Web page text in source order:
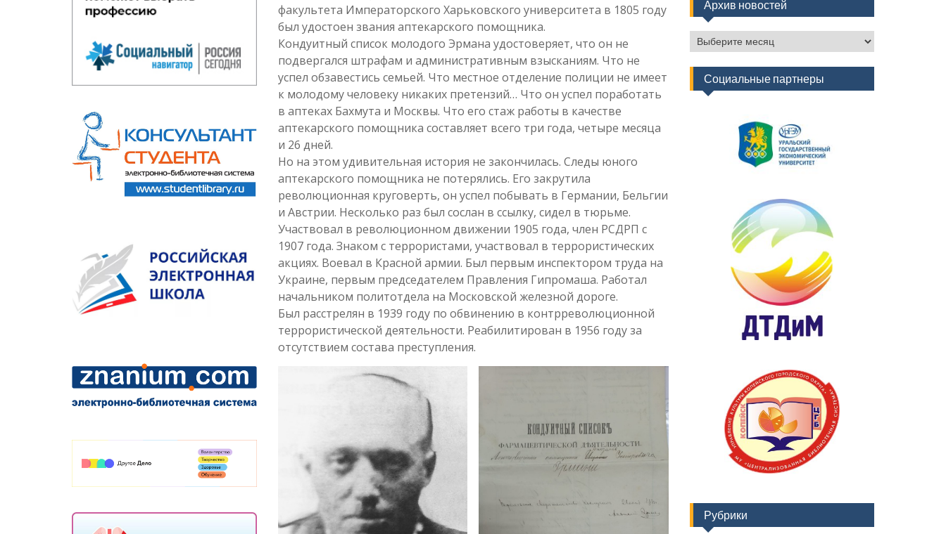
факультета Императорского Харьковского университета в 1805 году
был удостоен звания аптекарского помощника.
Кондуитный список молодого Эрмана удостоверяет, что он не
подвергался штрафам и административным взысканиям. Что не
успел обзавестись семьей. Что местное отделение полиции не имеет
к молодому человеку никаких претензий… Что он успел поработать
в аптеках Бахмута и Москвы. Что его стаж работы в качестве
аптекарского помощника составляет всего три года, четыре месяца
и 26 дней.
Но на этом удивительная история не закончилась. Следы юного
аптекарского помощника не потерялись. Его закрутила
революционная круговерть, он успел побывать в Германии, Бельгии
и Австрии. Несколько раз был сослан в ссылку, сидел в тюрьме.
Участвовал в революционном движении 1905 года, член РСДРП с
1907 года. Знаком с террористами, участвовал в террористических
акциях. Воевал в Красной армии. Был первым инспектором труда на
Украине, первым председателем Правления Гипромаша. Работал
начальником политотдела на Московской железной дороге.
Был расстрелян в 1939 году по обвинению в контрреволюционной
террористической деятельности. Реабилитирован в 1956 году за
отсутствием состава преступления.
Архив новостей
Архив
новостей
Социальные партнеры
Рубрики